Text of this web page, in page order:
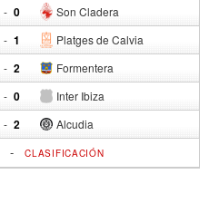
- Son Cladera
0
- Platges de Calvia
1
- Formentera
2
- Inter Ibiza
0
- Alcudia
2
-CLASIFICACIÓN